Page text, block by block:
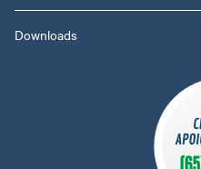
Downloads